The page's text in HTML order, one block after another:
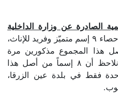
الصادرة عن وزارة الداخلية
، يمكننا إحصاء ٩ إسم متميّز وفريد للإناث،
من أصل هذا المجموع مذكورين مرة
واحدة فقط و ٩ للذكور، ونلاحظ أن ٨ إسماً من أصل هذا
فقط في بلدة عين الزرقا،